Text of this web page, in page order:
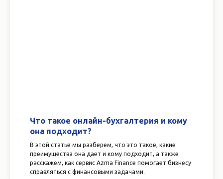
Что такое онлайн-бухгалтерия и кому
она подходит?
В этой статье мы разберем, что это такое, какие
преимущества она дает и кому подходит, а также
расскажем, как сервис Azma Finance помогает бизнесу
справляться с финансовыми задачами.